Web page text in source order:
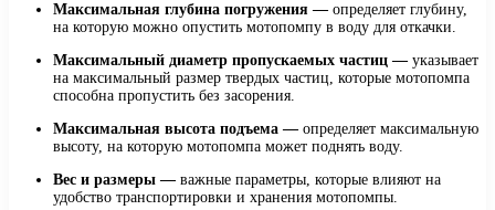
Максимальная глубина погружения — определяет глубину,
на которую можно опустить мотопомпу в воду для откачки.
Максимальный диаметр пропускаемых частиц — указывает
на максимальный размер твердых частиц, которые мотопомпа
способна пропустить без засорения.
Максимальная высота подъема — определяет максимальную
высоту, на которую мотопомпа может поднять воду.
Вес и размеры — важные параметры, которые влияют на
удобство транспортировки и хранения мотопомпы.